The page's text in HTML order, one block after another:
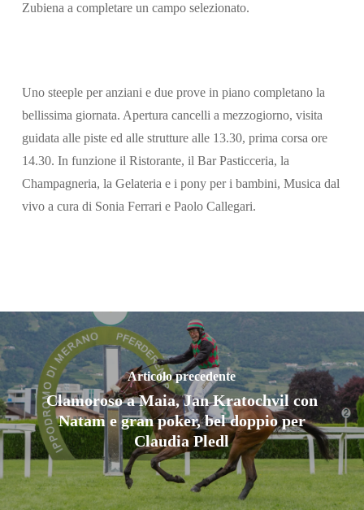
Zubiena a completare un campo selezionato.
Uno steeple per anziani e due prove in piano completano la
bellissima giornata. Apertura cancelli a mezzogiorno, visita
guidata alle piste ed alle strutture alle 13.30, prima corsa ore
14.30. In funzione il Ristorante, il Bar Pasticceria, la
Champagneria, la Gelateria e i pony per i bambini, Musica dal
vivo a cura di Sonia Ferrari e Paolo Callegari.
Articolo precedente
Clamoroso a Maia, Jan Kratochvil con
Natam e gran poker, bel doppio per
Claudia Pledl